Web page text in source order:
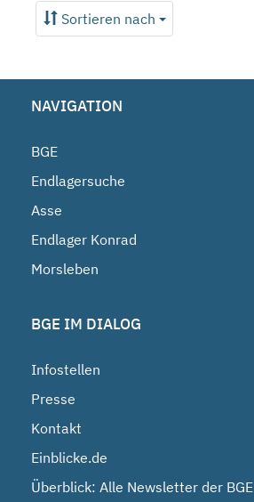
Sortieren nach
NAVIGATION
BGE
Endlagersuche
Asse
Endlager Konrad
Morsleben
BGE IM DIALOG
Infostellen
Presse
Kontakt
Einblicke.de
Überblick: Alle Newsletter der BGE